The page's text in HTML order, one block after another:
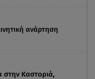
ανάρτηση
Καστοριά,